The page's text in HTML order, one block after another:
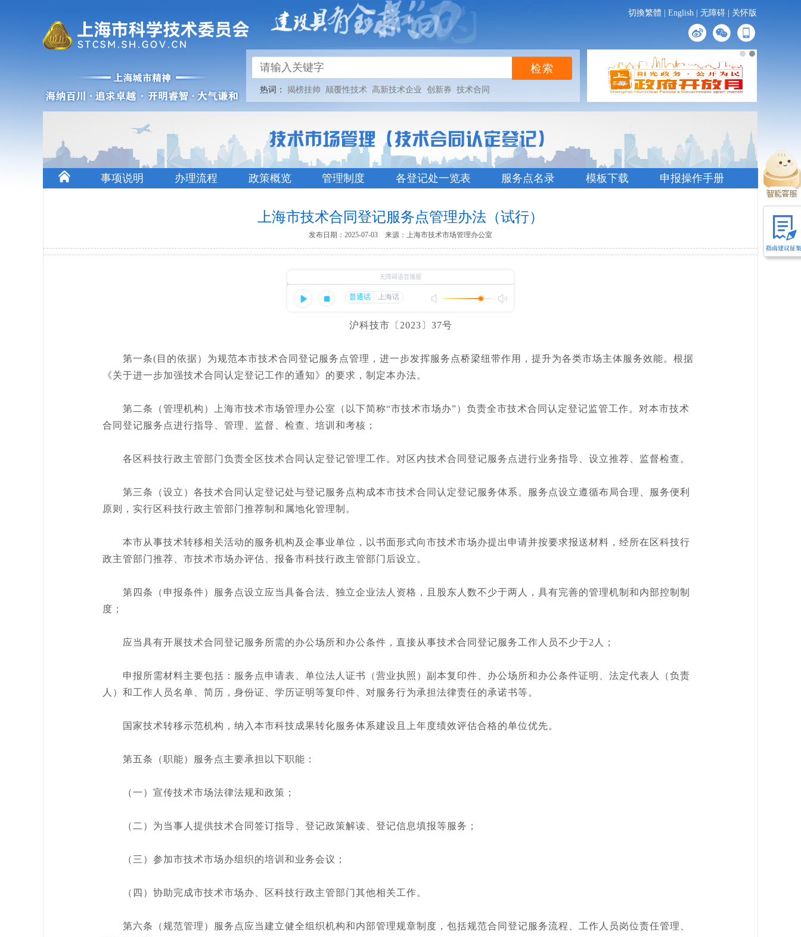
热词： 揭榜挂帅 颠覆性技术 高新技术企业 创新券 技术合同
切換繁體 English 无障碍 关怀版
事项说明 办理流程 政策概览 管理制度 各登记处一览表 服务点名录 模板下载 申报操作手册
上海市技术合同登记服务点管理办法（试行）
发布日期：2025-07-03 来源：上海市技术市场管理办公室
沪科技市〔2023〕37号
第一条(目的依据）为规范本市技术合同登记服务点管理，进一步发挥服务点桥梁纽带作用，提升为各类市场主体服务效能。根据
《关于进一步加强技术合同认定登记工作的通知》的要求，制定本办法。
第二条（管理机构）上海市技术市场管理办公室（以下简称“市技术市场办”）负责全市技术合同认定登记监管工作。对本市技术
合同登记服务点进行指导、管理、监督、检查、培训和考核；
各区科技行政主管部门负责全区技术合同认定登记管理工作。对区内技术合同登记服务点进行业务指导、设立推荐、监督检查。
第三条（设立）各技术合同认定登记处与登记服务点构成本市技术合同认定登记服务体系。服务点设立遵循布局合理、服务便利
原则，实行区科技行政主管部门推荐制和属地化管理制。
本市从事技术转移相关活动的服务机构及企事业单位，以书面形式向市技术市场办提出申请并按要求报送材料，经所在区科技行
政主管部门推荐、市技术市场办评估、报备市科技行政主管部门后设立。
第四条（申报条件）服务点设立应当具备合法、独立企业法人资格，且股东人数不少于两人，具有完善的管理机制和内部控制制
度；
应当具有开展技术合同登记服务所需的办公场所和办公条件，直接从事技术合同登记服务工作人员不少于2人；
申报所需材料主要包括：服务点申请表、单位法人证书（营业执照）副本复印件、办公场所和办公条件证明、法定代表人（负责
人）和工作人员名单、简历，身份证、学历证明等复印件、对服务行为承担法律责任的承诺书等。
国家技术转移示范机构，纳入本市科技成果转化服务体系建设且上年度绩效评估合格的单位优先。
第五条（职能）服务点主要承担以下职能：
（一）宣传技术市场法律法规和政策；
（二）为当事人提供技术合同签订指导、登记政策解读、登记信息填报等服务；
（三）参加市技术市场办组织的培训和业务会议；
（四）协助完成市技术市场办、区科技行政主管部门其他相关工作。
第六条（规范管理）服务点应当建立健全组织机构和内部管理规章制度，包括规范合同登记服务流程、工作人员岗位责任管理、